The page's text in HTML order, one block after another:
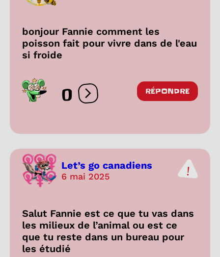
bonjour Fannie comment les
poisson fait pour vivre dans de l'eau
si froide
0 Ouvrir les réactions
RÉPONDRE
Let’s go canadiens
6 mai 2025
Salut Fannie est ce que tu vas dans
les milieux de l’animal ou est ce
que tu reste dans un bureau pour
les étudié